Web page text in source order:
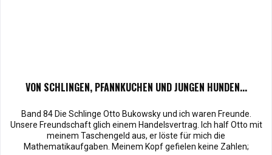
VON SCHLINGEN, PFANNKUCHEN UND JUNGEN HUNDEN...
Band 84 Die Schlinge Otto Bukowsky und ich waren Freunde.
Unsere Freundschaft glich einem Handelsvertrag. Ich half Otto mit
meinem Taschengeld aus, er löste für mich die
Mathematikaufgaben. Meinem Kopf gefielen keine Zahlen;